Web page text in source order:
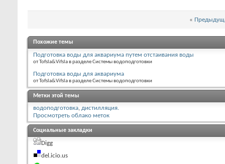
«
Похожие темы
Подготовка воды для аквариума путем отстаивания воды
от Tofsla&Vifsla в разделе Системы водоподготовки
Подготовка воды для аквариума
от Tofsla&Vifsla в разделе Системы водоподготовки
Метки этой темы
водоподготовка, дистилляция.
Просмотреть облако меток
Социальные закладки
Digg
del.icio.us